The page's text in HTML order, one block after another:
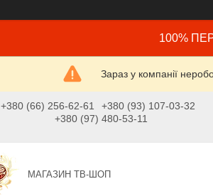
100%
Зараз у компанії
+380 (66) 256-62-61
+380 (93) 107-03-32
+380 (97) 480-53-11
МАГАЗИН ТВ-ШОП